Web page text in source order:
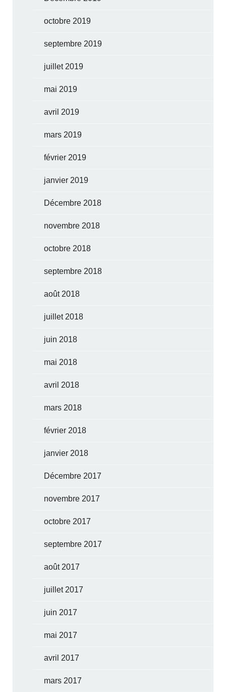
octobre 2019
septembre 2019
juillet 2019
mai 2019
avril 2019
mars 2019
février 2019
janvier 2019
Décembre 2018
novembre 2018
octobre 2018
septembre 2018
août 2018
juillet 2018
juin 2018
mai 2018
avril 2018
mars 2018
février 2018
janvier 2018
Décembre 2017
novembre 2017
octobre 2017
septembre 2017
août 2017
juillet 2017
juin 2017
mai 2017
avril 2017
mars 2017